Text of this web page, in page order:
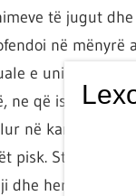
të jugut
në
e
ne që ishim
në karrigen
pisk. Studentët
herën e